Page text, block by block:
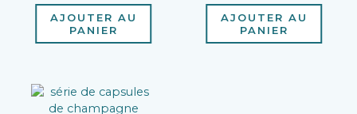
AJOUTER AU
PANIER
AJOUTER AU
PANIER